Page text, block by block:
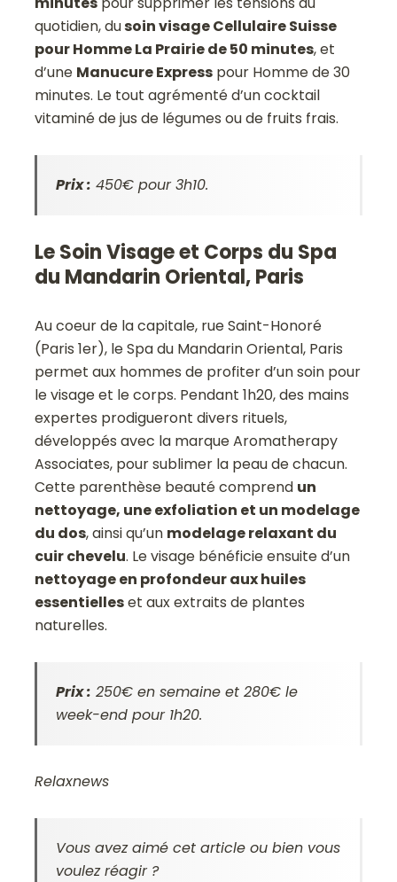
quotidien, dusoin visage Cellulaire Suisse
pour Homme La Prairie de 50 minutes, et
d’une Manucure Express pour Homme de 30
minutes. Le tout agrémenté d’un cocktail
vitaminé de jus de légumes ou de fruits frais.
Prix : 450€ pour 3h10.
Le Soin Visage et Corps du Spa
du Mandarin Oriental, Paris
Au coeur de la capitale, rue Saint-Honoré
(Paris 1er), le Spa du Mandarin Oriental, Paris
permet aux hommes de profiter d’un soin pour
le visage et le corps. Pendant 1h20, des mains
expertes prodigueront divers rituels,
développés avec la marque Aromatherapy
Associates, pour sublimer la peau de chacun.
Cette parenthèse beauté comprend un
nettoyage, une exfoliation et un modelage
du dos, ainsi qu’un modelage relaxant du
cuir chevelu. Le visage bénéficie ensuite d’un
nettoyage en profondeur aux huiles
essentielleset aux extraits de plantes
naturelles.
Prix : 250€ en semaine et 280€ le
week-end pour 1h20.
Relaxnews
Vous avez aimé cet article ou bien vous
voulez réagir ?